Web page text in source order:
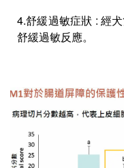
4.舒緩過敏症狀 : 經
舒緩過敏反應。